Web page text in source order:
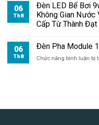
06
Th8
Đèn LED Bể Bơi
Không Gian Nước
Cấp Từ Thành Đạt
06
Th8
Đèn Pha Module
Chức năng bình luận bị